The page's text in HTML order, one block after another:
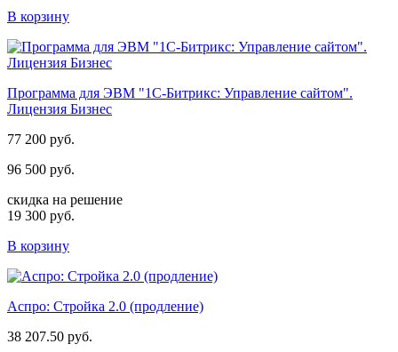
В корзину
Программа для ЭВМ "1С-Битрикс: Управление сайтом".
Лицензия Бизнес
77 200 руб.
96 500 руб.
скидка на решение
19 300 руб.
В корзину
Аспро: Стройка 2.0 (продление)
38 207.50 руб.